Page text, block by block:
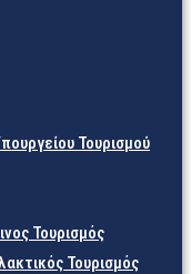
Τουρισμού
Τουρισμός
Τουρισμός